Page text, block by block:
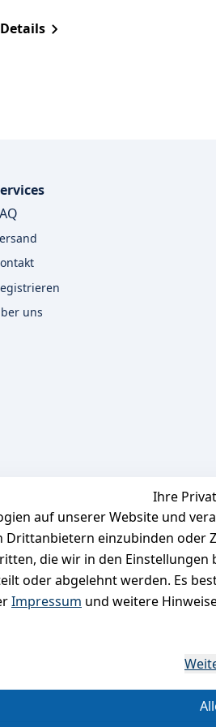
Ihre
auf unserer Website und
Drittanbietern einzubinden
die wir in den
oder abgelehnt werden. Es
Impressum und weitere
uns